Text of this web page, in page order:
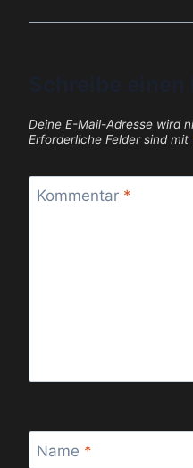
Deine E-Mail-Adresse wird
Erforderliche Felder sind mit
Kommentar *
Name *